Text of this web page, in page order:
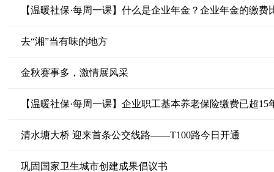
【温暖社保·每周一课】什么是企业年金？企业年金的缴费
去“湘”当有味的地方
金秋赛事多，激情展风采
清水塘大桥 迎来首条公交线路——T100路今日开通
巩固国家卫生城市创建成果倡议书